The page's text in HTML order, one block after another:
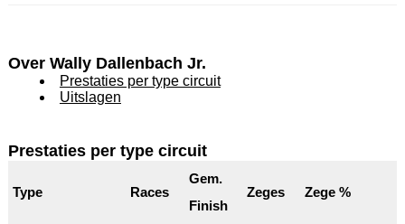
Over Wally Dallenbach Jr.
Prestaties per type circuit
Uitslagen
Prestaties per type circuit
Type Races
Gem.
Finish
Zeges Zege %